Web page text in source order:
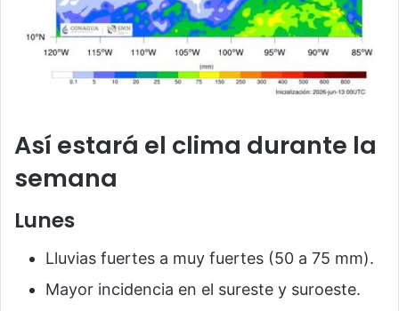
Así estará el clima durante la
semana
Lunes
Lluvias fuertes a muy fuertes (50 a 75 mm).
Mayor incidencia en el sureste y suroeste.